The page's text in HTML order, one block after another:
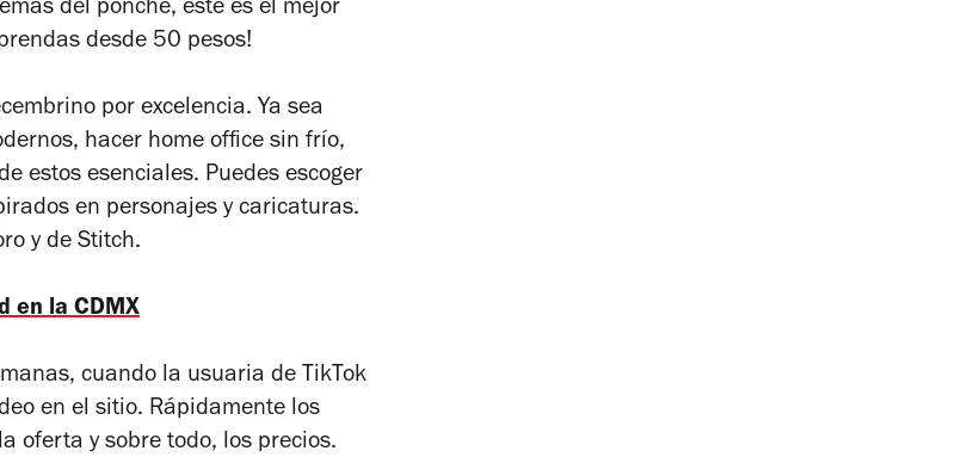
del ponche, este es el mejor
desde 50 pesos!
por excelencia. Ya sea
hacer home office sin frío,
estos esenciales. Puedes escoger
en personajes y caricaturas.
y de Stitch.
en la CDMX
cuando la usuaria de TikTok
en el sitio. Rápidamente los
oferta y sobre todo, los precios.